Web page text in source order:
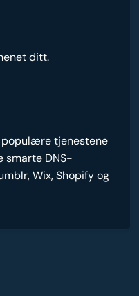
ditt.
tjenestene
smarte DNS-
Wix, Shopify og